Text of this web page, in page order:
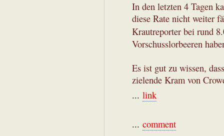
In den letzten 4 Tagen
diese Rate nicht weiter
Krautreporter bei rund
Vorschusslorbeeren
Es ist gut zu wissen,
zielende Kram von
... link
... comment